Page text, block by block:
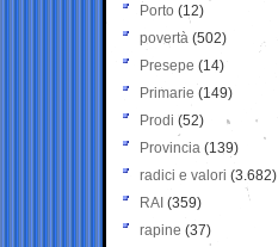
Porto (12)
povertà (502)
Presepe (14)
Primarie (149)
Prodi (52)
Provincia (139)
radici e valori (3.682)
RAI (359)
rapine (37)